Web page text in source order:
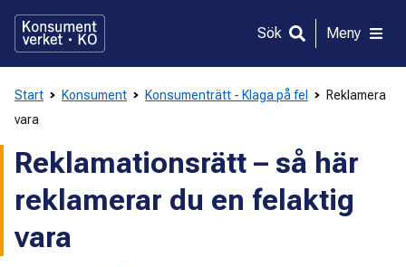
direkt
innehållet
Sök Meny
Start Konsument Konsumenträtt - Klaga på fel
Reklamera
vara
Reklamationsrätt – så här
reklamerar du en felaktig
vara